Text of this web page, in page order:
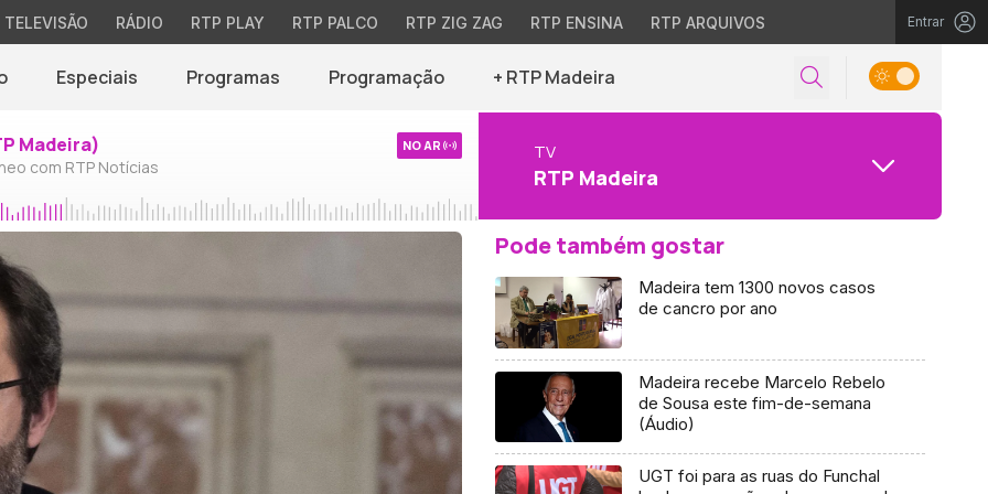
TELEVISÃO RÁDIO RTP PLAY RTP PALCO RTP ZIG ZAG RTP ENSINA RTP ARQUIVOS Entrar
Especiais Programas Programação + RTP Madeira
Madeira)
com RTP Notícias
NO AR TV
RTP Madeira
Pode também gostar
Madeira tem 1300 novos casos
de cancro por ano
Madeira recebe Marcelo Rebelo
de Sousa este fim-de-semana
(Áudio)
UGT foi para as ruas do Funchal